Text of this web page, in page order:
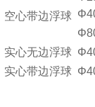
空心带边浮球
实心无边浮球
实心带边浮球